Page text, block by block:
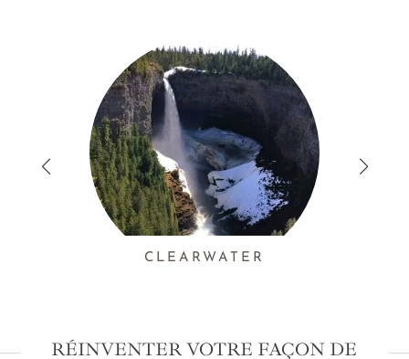
CLEARWATER
RÉINVENTER VOTRE FAÇON DE